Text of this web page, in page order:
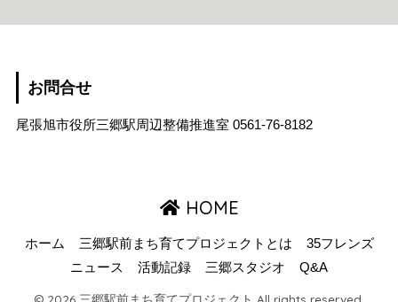
お問合せ
尾張旭市役所三郷駅周辺整備推進室 0561-76-8182
HOME
ホーム 三郷駅前まち育てプロジェクトとは
35フレンズ
ニュース
活動記録 三郷スタジオ Q&A
© 2026 三郷駅前まち育てプロジェクト All rights reserved.